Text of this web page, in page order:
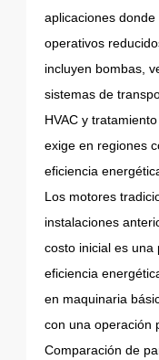
aplicaciones
operativos
incluyen bombas,
sistemas de
HVAC y
exige en regiones
eficiencia
Los motores
instalaciones
costo inicial es una
eficiencia
en maquinaria
con una operación
Comparación de